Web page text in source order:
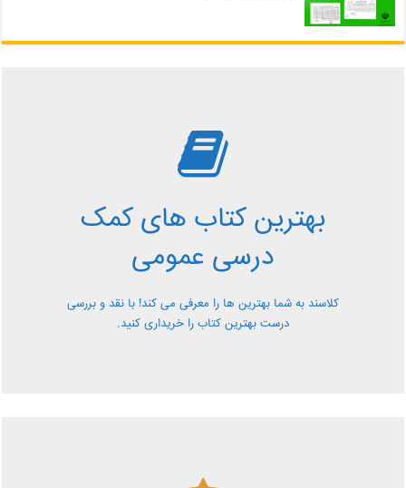
بهترین کتاب های کمک
درسی عمومی
کلاسند به شما بهترین ها را معرفی می کند! با نقد و بررسی
درست بهترین کتاب را خریداری کنید.
بررسی بهترین کتاب های
کمک درسی عمومی
معرفی کتاب های کمک درسی عمومی و بررسی آن ها کاملا
رایگان از کلاسند